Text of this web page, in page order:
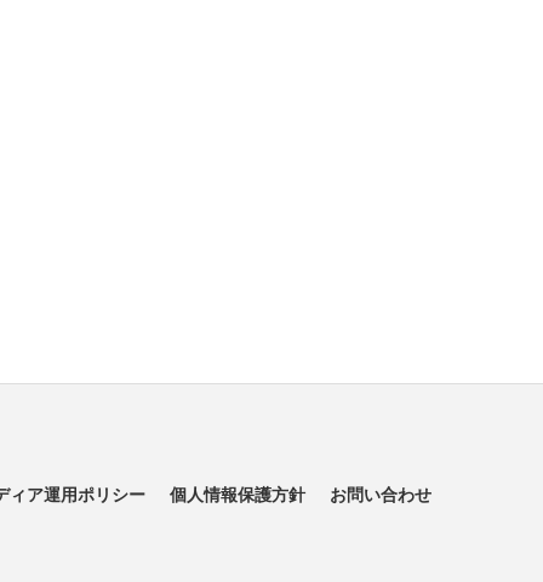
ィア運用ポリシー 個人情報保護方針 お問い合わせ